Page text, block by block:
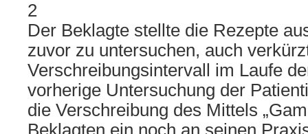
2
Der Beklagte stellte die Rezepte
zuvor zu untersuchen, auch
Verschreibungsintervall im Laufe
vorherige Untersuchung der
die Verschreibung des Mittels
Beklagten ein noch an seinen